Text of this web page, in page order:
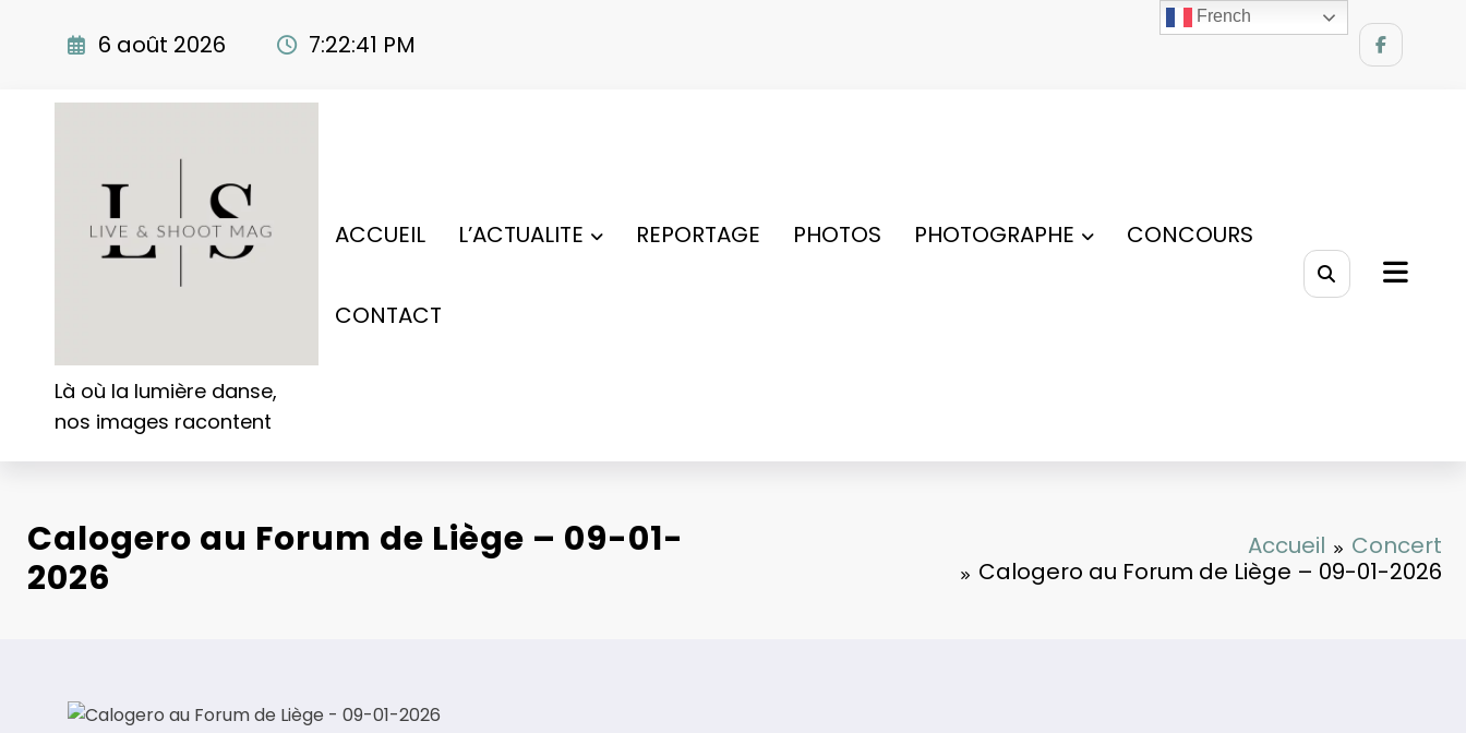
6 août 2026 7:22:42 PM
Là où la lumière danse,
nos images racontent
ACCUEIL L’ACTUALITE REPORTAGE PHOTOS PHOTOGRAPHE CONCOURS
CONTACT
Calogero au Forum de Liège – 09-01-
2026
Accueil
Concert
Calogero au Forum de Liège – 09-01-2026
French